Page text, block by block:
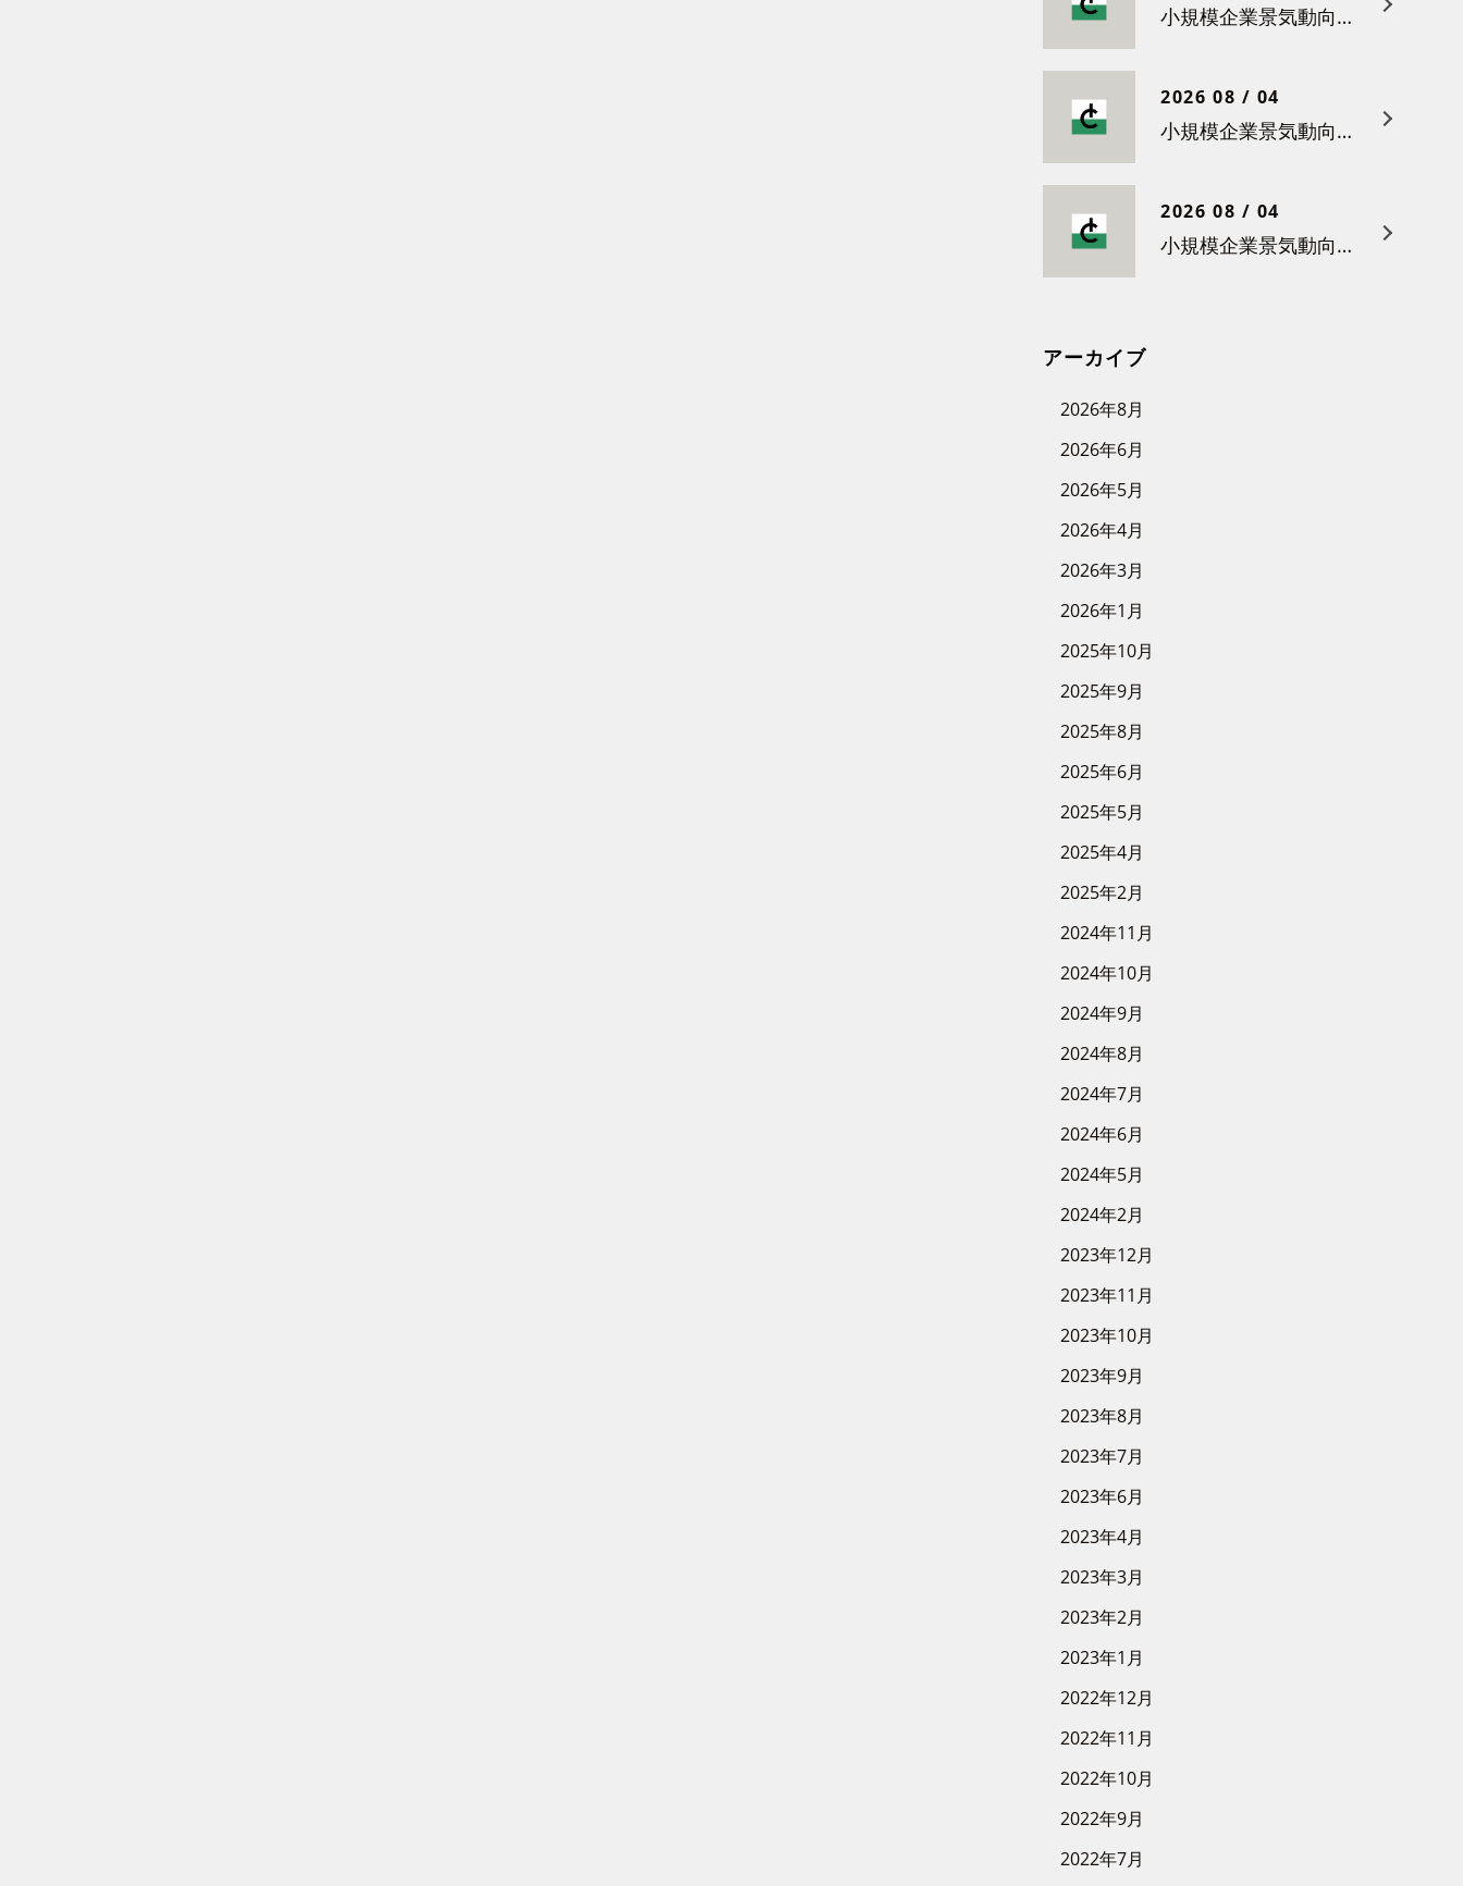
小規模企業景気動向調査（令和８年５月）結果について
2026 08 / 04
小規模企業景気動向調査（令和８年４月）結果について
2026 08 / 04
小規模企業景気動向調査（令和８年３月）結果について
アーカイブ
2026年8月
2026年6月
2026年5月
2026年4月
2026年3月
2026年1月
2025年10月
2025年9月
2025年8月
2025年6月
2025年5月
2025年4月
2025年2月
2024年11月
2024年10月
2024年9月
2024年8月
2024年7月
2024年6月
2024年5月
2024年2月
2023年12月
2023年11月
2023年10月
2023年9月
2023年8月
2023年7月
2023年6月
2023年4月
2023年3月
2023年2月
2023年1月
2022年12月
2022年11月
2022年10月
2022年9月
2022年7月